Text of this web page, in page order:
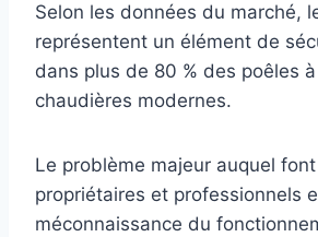
Selon les données du marché,
représentent un élément de
dans plus de 80 % des poêles
chaudières modernes.
Le problème majeur auquel
propriétaires et professionnels
méconnaissance du